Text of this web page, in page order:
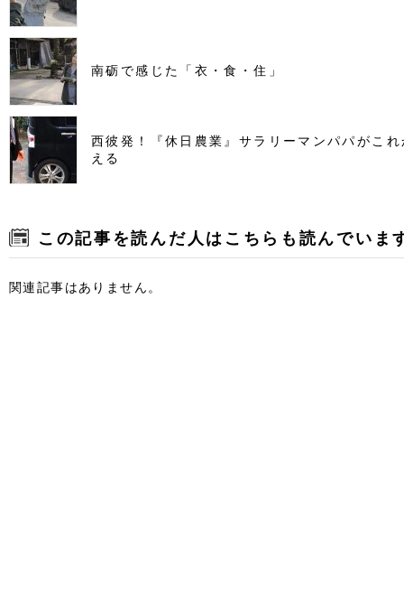
南砺で感じた「衣・食・住」
西彼発！『休日農業』サラリーマンパパがこ
える
この記事を読んだ人はこちらも読んでいま
関連記事はありません。